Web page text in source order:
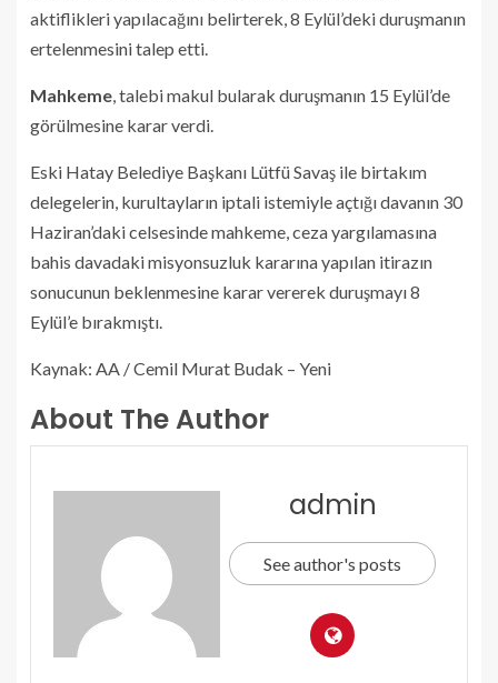
aktiflikleri yapılacağını belirterek, 8 Eylül’deki duruşmanın
ertelenmesini talep etti.
Mahkeme, talebi makul bularak duruşmanın 15 Eylül’de
görülmesine karar verdi.
Eski Hatay Belediye Başkanı Lütfü Savaş ile birtakım
delegelerin, kurultayların iptali istemiyle açtığı davanın 30
Haziran’daki celsesinde mahkeme, ceza yargılamasına
bahis davadaki misyonsuzluk kararına yapılan itirazın
sonucunun beklenmesine karar vererek duruşmayı 8
Eylül’e bırakmıştı.
Kaynak: AA / Cemil Murat Budak – Yeni
About The Author
admin
See author's posts